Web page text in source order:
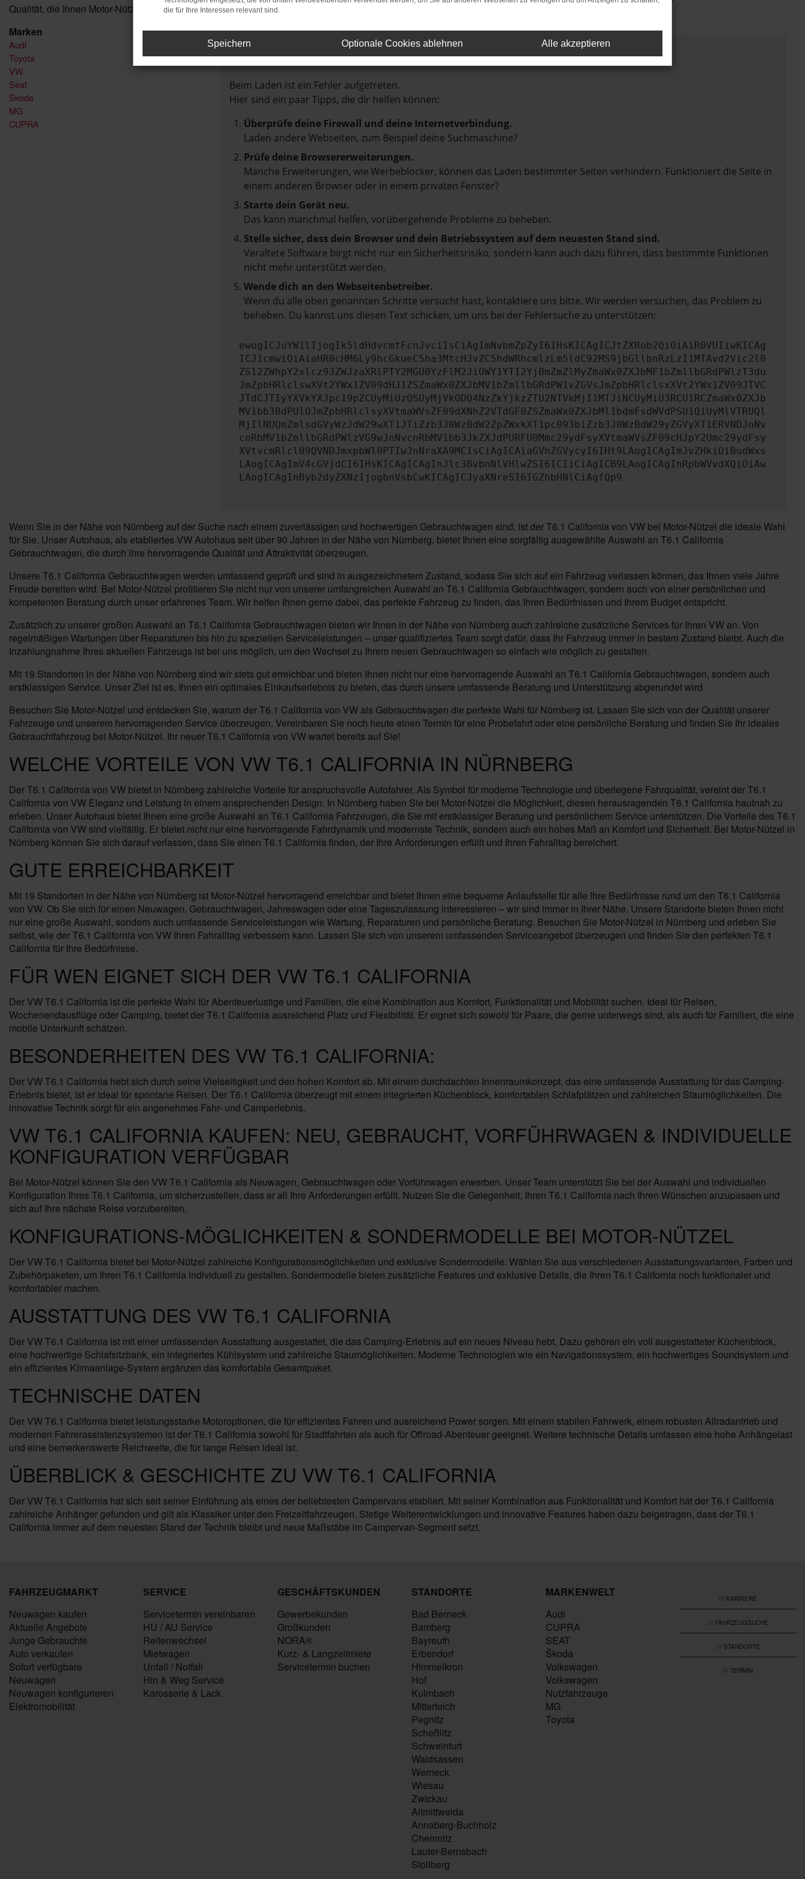
Qualität, die Ihnen Motor-Nützel bietet!
Marken
Audi
Toyota
VW
Seat
Škoda
MG
CUPRA
FEHLER: NETWORK ERROR
Beim Laden ist ein Fehler aufgetreten.
Hier sind ein paar Tipps, die dir helfen können:
Überprüfe deine Firewall und deine Internetverbindung.
Laden andere Webseiten, zum Beispiel deine Suchmaschine?
Prüfe deine Browsererweiterungen.
Manche Erweiterungen, wie Werbeblocker, können das Laden bestimmter Seiten verhindern. Funktioniert die Seite in
einem anderen Browser oder in einem privaten Fenster?
Starte dein Gerät neu.
Das kann manchmal helfen, vorübergehende Probleme zu beheben.
Stelle sicher, dass dein Browser und dein Betriebssystem auf dem neuesten Stand sind.
Veraltete Software birgt nicht nur ein Sicherheitsrisiko, sondern kann auch dazu führen, dass bestimmte Funktionen
nicht mehr unterstützt werden.
Wende dich an den Webseitenbetreiber.
Wenn du alle oben genannten Schritte versucht hast, kontaktiere uns bitte. Wir werden versuchen, das Problem zu
beheben. Du kannst uns diesen Text schicken, um uns bei der Fehlersuche zu unterstützen:
ewogICJuYW1lIjogIk5ldHdvcmtFcnJvciIsCiAgImNvbmZpZyI6IHsKICAgICJtZXRob2QiOiAiR0VUIiwKICAg
ICJ1cmwiOiAiaHR0cHM6Ly9hcGkueC5ha3MtcHJvZC5hdWRhcmlzLm5ldC92MS9jbGllbnRzLzI1MTAvd2Vic2l0
ZS12ZWhpY2xlcz93ZWJzaXRlPTY2MGU0YzFlM2JiOWY1YTI2YjBmZmZlMyZmaWx0ZXJbMF1bZmllbGRdPWlzT3du
JmZpbHRlclswXVt2YWx1ZV09dHJ1ZSZmaWx0ZXJbMV1bZmllbGRdPW1vZGVsJmZpbHRlclsxXVt2YWx1ZV09JTVC
JTdCJTIyYXVkYXJpc19pZCUyMiUzQSUyMjVkODQ4NzZkYjkzZTU2NTVkMjI1MTJiNCUyMiU3RCU1RCZmaWx0ZXJb
MV1bb3BdPUlOJmZpbHRlclsyXVtmaWVsZF09dXNhZ2VTdGF0ZSZmaWx0ZXJbMl1bdmFsdWVdPSU1QiUyMlVTRUQl
MjIlNUQmZmlsdGVyWzJdW29wXT1JTiZzb3J0WzBdW2ZpZWxkXT1pc093biZzb3J0WzBdW29yZGVyXT1ERVNDJnNv
cnRbMV1bZmllbGRdPWlzVG9wJnNvcnRbMV1bb3JkZXJdPURFU0Mmc29ydFsyXVtmaWVsZF09cHJpY2Umc29ydFsy
XVtvcmRlcl09QVNDJmxpbWl0PTIwJnNraXA9MCIsCiAgICAiaGVhZGVycyI6IHt9LAogICAgImJvZHkiOiBudWxs
LAogICAgImV4cGVjdCI6IHsKICAgICAgInJlc3BvbnNlVHlwZSI6ICIiCiAgICB9LAogICAgInRpbWVvdXQiOiAw
LAogICAgInByb2dyZXNzIjogbnVsbCwKICAgICJyaXNreSI6IGZhbHNlCiAgfQp9
Wenn Sie in der Nähe von Nürnberg auf der Suche nach einem zuverlässigen und hochwertigen Gebrauchtwagen sind, ist der T6.1 California von VW bei Motor-Nützel die ideale Wahl
für Sie. Unser Autohaus, als etabliertes VW Autohaus seit über 90 Jahren in der Nähe von Nürnberg, bietet Ihnen eine sorgfältig ausgewählte Auswahl an T6.1 California
Gebrauchtwagen, die durch ihre hervorragende Qualität und Attraktivität überzeugen.
Unsere T6.1 California Gebrauchtwagen werden umfassend geprüft und sind in ausgezeichnetem Zustand, sodass Sie sich auf ein Fahrzeug verlassen können, das Ihnen viele Jahre
Freude bereiten wird. Bei Motor-Nützel profitieren Sie nicht nur von unserer umfangreichen Auswahl an T6.1 California Gebrauchtwagen, sondern auch von einer persönlichen und
kompetenten Beratung durch unser erfahrenes Team. Wir helfen Ihnen gerne dabei, das perfekte Fahrzeug zu finden, das Ihren Bedürfnissen und Ihrem Budget entspricht.
Zusätzlich zu unserer großen Auswahl an T6.1 California Gebrauchtwagen bieten wir Ihnen in der Nähe von Nürnberg auch zahlreiche zusätzliche Services für Ihren VW an. Von
regelmäßigen Wartungen über Reparaturen bis hin zu speziellen Serviceleistungen – unser qualifiziertes Team sorgt dafür, dass Ihr Fahrzeug immer in bestem Zustand bleibt. Auch die
Inzahlungnahme Ihres aktuellen Fahrzeugs ist bei uns möglich, um den Wechsel zu Ihrem neuen Gebrauchtwagen so einfach wie möglich zu gestalten.
Mit 19 Standorten in der Nähe von Nürnberg sind wir stets gut erreichbar und bieten Ihnen nicht nur eine hervorragende Auswahl an T6.1 California Gebrauchtwagen, sondern auch
erstklassigen Service. Unser Ziel ist es, Ihnen ein optimales Einkaufserlebnis zu bieten, das durch unsere umfassende Beratung und Unterstützung abgerundet wird.
Besuchen Sie Motor-Nützel und entdecken Sie, warum der T6.1 California von VW als Gebrauchtwagen die perfekte Wahl für Nürnberg ist. Lassen Sie sich von der Qualität unserer
Fahrzeuge und unserem hervorragenden Service überzeugen. Vereinbaren Sie noch heute einen Termin für eine Probefahrt oder eine persönliche Beratung und finden Sie Ihr ideales
Gebrauchtfahrzeug bei Motor-Nützel. Ihr neuer T6.1 California von VW wartet bereits auf Sie!
WELCHE VORTEILE VON VW T6.1 CALIFORNIA IN NÜRNBERG
Der T6.1 California von VW bietet in Nürnberg zahlreiche Vorteile für anspruchsvolle Autofahrer. Als Symbol für moderne Technologie und überlegene Fahrqualität, vereint der T6.1
California von VW Eleganz und Leistung in einem ansprechenden Design. In Nürnberg haben Sie bei Motor-Nützel die Möglichkeit, diesen herausragenden T6.1 California hautnah zu
erleben. Unser Autohaus bietet Ihnen eine große Auswahl an T6.1 California Fahrzeugen, die Sie mit erstklassiger Beratung und persönlichem Service unterstützen. Die Vorteile des T6.1
California von VW sind vielfältig. Er bietet nicht nur eine hervorragende Fahrdynamik und modernste Technik, sondern auch ein hohes Maß an Komfort und Sicherheit. Bei Motor-Nützel in
Nürnberg können Sie sich darauf verlassen, dass Sie einen T6.1 California finden, der Ihre Anforderungen erfüllt und Ihren Fahralltag bereichert.
GUTE ERREICHBARKEIT
Mit 19 Standorten in der Nähe von Nürnberg ist Motor-Nützel hervorragend erreichbar und bietet Ihnen eine bequeme Anlaufstelle für alle Ihre Bedürfnisse rund um den T6.1 California
von VW. Ob Sie sich für einen Neuwagen, Gebrauchtwagen, Jahreswagen oder eine Tageszulassung interessieren – wir sind immer in Ihrer Nähe. Unsere Standorte bieten Ihnen nicht
nur eine große Auswahl, sondern auch umfassende Serviceleistungen wie Wartung, Reparaturen und persönliche Beratung. Besuchen Sie Motor-Nützel in Nürnberg und erleben Sie
selbst, wie der T6.1 California von VW Ihren Fahralltag verbessern kann. Lassen Sie sich von unserem umfassenden Serviceangebot überzeugen und finden Sie den perfekten T6.1
California für Ihre Bedürfnisse.
FÜR WEN EIGNET SICH DER VW T6.1 CALIFORNIA
Der VW T6.1 California ist die perfekte Wahl für Abenteuerlustige und Familien, die eine Kombination aus Komfort, Funktionalität und Mobilität suchen. Ideal für Reisen,
Wochenendausflüge oder Camping, bietet der T6.1 California ausreichend Platz und Flexibilität. Er eignet sich sowohl für Paare, die gerne unterwegs sind, als auch für Familien, die eine
mobile Unterkunft schätzen.
BESONDERHEITEN DES VW T6.1 CALIFORNIA:
Der VW T6.1 California hebt sich durch seine Vielseitigkeit und den hohen Komfort ab. Mit einem durchdachten Innenraumkonzept, das eine umfassende Ausstattung für das Camping-
Erlebnis bietet, ist er ideal für spontane Reisen. Der T6.1 California überzeugt mit einem integrierten Küchenblock, komfortablen Schlafplätzen und zahlreichen Staumöglichkeiten. Die
innovative Technik sorgt für ein angenehmes Fahr- und Camperlebnis.
VW T6.1 CALIFORNIA KAUFEN: NEU, GEBRAUCHT, VORFÜHRWAGEN & INDIVIDUELLE
KONFIGURATION VERFÜGBAR
Bei Motor-Nützel können Sie den VW T6.1 California als Neuwagen, Gebrauchtwagen oder Vorführwagen erwerben. Unser Team unterstützt Sie bei der Auswahl und individuellen
Konfiguration Ihres T6.1 California, um sicherzustellen, dass er all Ihre Anforderungen erfüllt. Nutzen Sie die Gelegenheit, Ihren T6.1 California nach Ihren Wünschen anzupassen und
sich auf Ihre nächste Reise vorzubereiten.
KONFIGURATIONS-MÖGLICHKEITEN & SONDERMODELLE BEI MOTOR-NÜTZEL
Der VW T6.1 California bietet bei Motor-Nützel zahlreiche Konfigurationsmöglichkeiten und exklusive Sondermodelle. Wählen Sie aus verschiedenen Ausstattungsvarianten, Farben und
Zubehörpaketen, um Ihren T6.1 California individuell zu gestalten. Sondermodelle bieten zusätzliche Features und exklusive Details, die Ihren T6.1 California noch funktionaler und
komfortabler machen.
AUSSTATTUNG DES VW T6.1 CALIFORNIA
Der VW T6.1 California ist mit einer umfassenden Ausstattung ausgestattet, die das Camping-Erlebnis auf ein neues Niveau hebt. Dazu gehören ein voll ausgestatteter Küchenblock,
eine hochwertige Schlafsitzbank, ein integriertes Kühlsystem und zahlreiche Staumöglichkeiten. Moderne Technologien wie ein Navigationssystem, ein hochwertiges Soundsystem und
ein effizientes Klimaanlage-System ergänzen das komfortable Gesamtpaket.
TECHNISCHE DATEN
Der VW T6.1 California bietet leistungsstarke Motoroptionen, die für effizientes Fahren und ausreichend Power sorgen. Mit einem stabilen Fahrwerk, einem robusten Allradantrieb und
modernen Fahrerassistenzsystemen ist der T6.1 California sowohl für Stadtfahrten als auch für Offroad-Abenteuer geeignet. Weitere technische Details umfassen eine hohe Anhängelast
und eine bemerkenswerte Reichweite, die für lange Reisen ideal ist.
ÜBERBLICK & GESCHICHTE ZU VW T6.1 CALIFORNIA
Der VW T6.1 California hat sich seit seiner Einführung als eines der beliebtesten Campervans etabliert. Mit seiner Kombination aus Funktionalität und Komfort hat der T6.1 California
zahlreiche Anhänger gefunden und gilt als Klassiker unter den Freizeitfahrzeugen. Stetige Weiterentwicklungen und innovative Features haben dazu beigetragen, dass der T6.1
California immer auf dem neuesten Stand der Technik bleibt und neue Maßstäbe im Campervan-Segment setzt.
FAHRZEUGMARKT
Neuwagen kaufen
Aktuelle Angebote
Junge Gebrauchte
Auto verkaufen
Sofort verfügbare
Neuwagen
Neuwagen konfigurieren
Elektromobilität
SERVICE
Servicetermin vereinbaren
HU / AU Service
Reifenwechsel
Mietwagen
Unfall / Notfall
Hin & Weg Service
Karosserie & Lack
GESCHÄFTSKUNDEN
Gewerbekunden
Großkunden
NORA®
Kurz- & Langzeitmiete
Servicetermin buchen
STANDORTE
Bad Berneck
Bamberg
Bayreuth
Erbendorf
Himmelkron
Hof
Kulmbach
Mitterteich
Pegnitz
Scheßlitz
Schweinfurt
Waldsassen
Werneck
Wiesau
Zwickau
Altmittweida
Annaberg-Buchholz
Chemnitz
Lauter-Bernsbach
Stollberg
MARKENWELT
Audi
CUPRA
SEAT
Škoda
Volkswagen
Volkswagen
Nutzfahrzeuge
MG
Toyota
/// KARRIERE
/// FAHRZEUGSUCHE
/// STANDORTE
/// TERMIN
die für Ihre Interessen relevant sind.
Speichern Optionale Cookies ablehnen Alle akzeptieren